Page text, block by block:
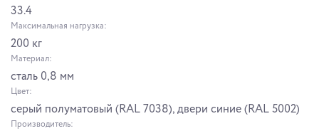
33.4
Максимальная нагрузка:
200 кг
Материал:
сталь 0,8 мм
Цвет:
серый полуматовый (RAL 7038), двери синие (RAL 5002)
Производитель: